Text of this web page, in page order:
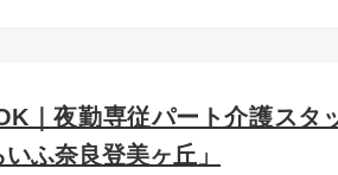
｜夜勤専従パート介護スタ
ふ奈良登美ヶ丘」